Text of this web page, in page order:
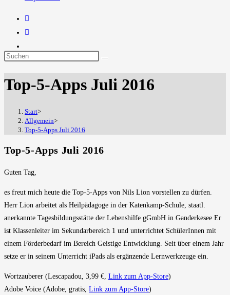
Diese
durchsuchen
Top-5-Apps Juli 2016
Start>
Allgemein>
Top-5-Apps Juli 2016
Top-5-Apps Juli 2016
Guten Tag,
es freut mich heute die Top-5-Apps von Nils Lion vorstellen zu dürfen.
Herr Lion arbeitet als Heilpädagoge in der Katenkamp-Schule, staatl.
anerkannte Tagesbildungsstätte der Lebenshilfe gGmbH in Ganderkesee Er
ist Klassenleiter im Sekundarbereich 1 und unterrichtet SchülerInnen mit
einem Förderbedarf im Bereich Geistige Entwicklung. Seit über einem Jahr
setze er in seinem Unterricht iPads als ergänzende Lernwerkzeuge ein.
Wortzauberer (Lescapadou, 3,99 €, Link zum App-Store)
Adobe Voice (Adobe, gratis, Link zum App-Store)